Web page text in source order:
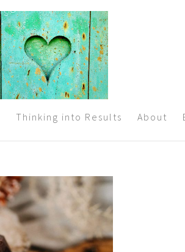
Thinking into Results About